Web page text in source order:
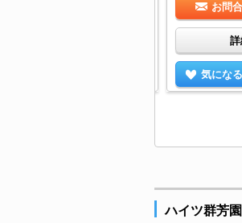
お問
気にな
ハイツ群芳